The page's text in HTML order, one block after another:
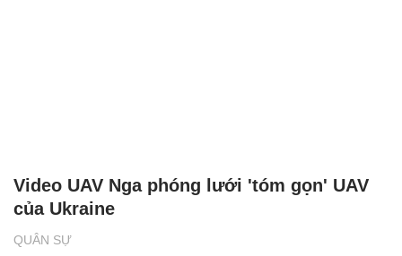
QUÂN SỰ
Video UAV Nga phóng lưới 'tóm gọn' UAV
của Ukraine